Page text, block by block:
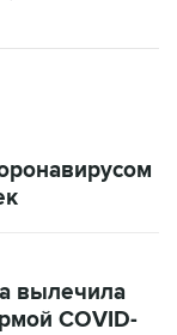
вылечила
COVID-